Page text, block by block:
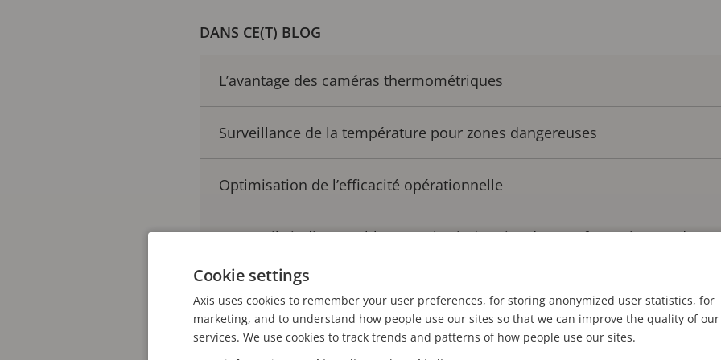
DANS CE(T) BLOG
L’avantage des caméras thermométriques
Surveillance de la température pour zones dangereuses
Optimisation de l’efficacité opérationnelle
Des outils indispensables pour les industries de transformation
Ce qui est plus grave, une augmentation rapide de la température peut être
coureur d’un incendie, que le risque émane d’un processus, d’une machine
Cookie settings
Axis uses cookies to remember your user preferences, for storing anonymized user statistics, for
marketing, and to understand how people use our sites so that we can improve the quality of our
services. We use cookies to track trends and patterns of how people use our sites.